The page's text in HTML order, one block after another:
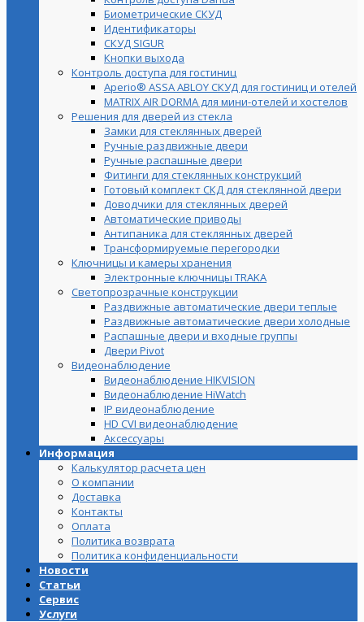
Биометрические СКУД
Идентификаторы
СКУД SIGUR
Кнопки выхода
Контроль доступа для гостиниц
Aperio® ASSA ABLOY СКУД для гостиниц и отелей
MATRIX AIR DORMA для мини-отелей и хостелов
Решения для дверей из стекла
Замки для стеклянных дверей
Ручные раздвижные двери
Ручные распашные двери
Фитинги для стеклянных конструкций
Готовый комплект СКД для стеклянной двери
Доводчики для стеклянных дверей
Автоматические приводы
Антипаника для стеклянных дверей
Трансформируемые перегородки
Ключницы и камеры хранения
Электронные ключницы TRAKA
Светопрозрачные конструкции
Раздвижные автоматические двери теплые
Раздвижные автоматические двери холодные
Распашные двери и входные группы
Двери Pivot
Видеонаблюдение
Видеонаблюдение HIKVISION
Видеонаблюдение HiWatch
IP видеонаблюдение
HD CVI видеонаблюдение
Аксессуары
Информация
Калькулятор расчета цен
О компании
Доставка
Контакты
Оплата
Политика возврата
Политика конфиденциальности
Новости
Статьи
Сервис
Услуги